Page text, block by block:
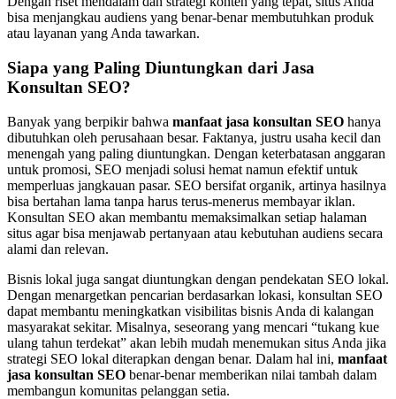
bisa menjangkau audiens yang benar-benar membutuhkan produk
atau layanan yang Anda tawarkan.
Siapa yang Paling Diuntungkan dari Jasa
Konsultan SEO?
Banyak yang berpikir bahwa manfaat jasa konsultan SEO hanya
dibutuhkan oleh perusahaan besar. Faktanya, justru usaha kecil dan
menengah yang paling diuntungkan. Dengan keterbatasan anggaran
untuk promosi, SEO menjadi solusi hemat namun efektif untuk
memperluas jangkauan pasar. SEO bersifat organik, artinya hasilnya
bisa bertahan lama tanpa harus terus-menerus membayar iklan.
Konsultan SEO akan membantu memaksimalkan setiap halaman
situs agar bisa menjawab pertanyaan atau kebutuhan audiens secara
alami dan relevan.
Bisnis lokal juga sangat diuntungkan dengan pendekatan SEO lokal.
Dengan menargetkan pencarian berdasarkan lokasi, konsultan SEO
dapat membantu meningkatkan visibilitas bisnis Anda di kalangan
masyarakat sekitar. Misalnya, seseorang yang mencari “tukang kue
ulang tahun terdekat” akan lebih mudah menemukan situs Anda jika
strategi SEO lokal diterapkan dengan benar. Dalam hal ini, manfaat
jasa konsultan SEO benar-benar memberikan nilai tambah dalam
membangun komunitas pelanggan setia.